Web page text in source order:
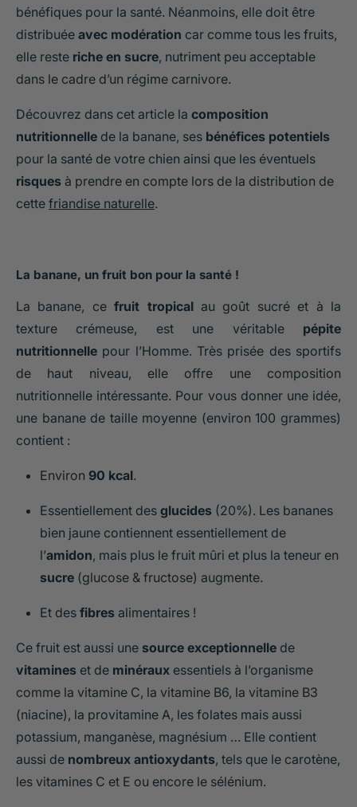
bénéfiques pour la santé. Néanmoins, elle doit être
distribuée avec modération car comme tous les fruits,
elle reste riche en sucre, nutriment peu acceptable
dans le cadre d’un régime carnivore.
Découvrez dans cet article la composition
nutritionnelle de la banane, ses bénéfices potentiels
pour la santé de votre chien ainsi que les éventuels
risques à prendre en compte lors de la distribution de
cette friandise naturelle.
La banane, un fruit bon pour la santé !
La banane, cefruit tropicalau goût sucré et à la
texture crémeuse, est une véritable pépite
nutritionnelle pour l’Homme. Très prisée des sportifs
de haut niveau, elle offre une composition
nutritionnelle intéressante. Pour vous donner une idée,
une banane de taille moyenne (environ 100 grammes)
contient :
Environ 90 kcal.
Essentiellement des glucides (20%). Les bananes
bien jaune contiennent essentiellement de
l’amidon, mais plus le fruit mûri et plus la teneur en
sucre (glucose & fructose) augmente.
Et des fibres alimentaires !
Ce fruit est aussi une source exceptionnelle de
vitamines et de minéraux essentiels à l’organisme
comme la vitamine C, la vitamine B6, la vitamine B3
(niacine), la provitamine A, les folates mais aussi
potassium, manganèse, magnésium … Elle contient
aussi de nombreux antioxydants, tels que le carotène,
les vitamines C et E ou encore le sélénium.